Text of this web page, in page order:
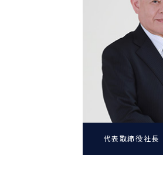
代表取締役社長